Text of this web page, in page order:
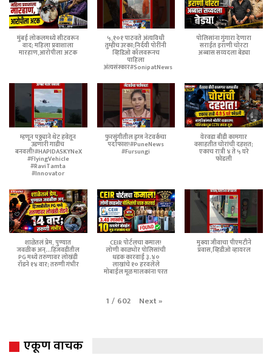
मुंबई लोकलमध्ये सीटवरून
वाद; महिला प्रवाशाला
मारहाण,आरोपीला अटक
५,१०१ पाठवते अंत्यविधी
तुम्हीच उरका;निर्दयी पोरींनी
व्हिडिओ कॉलवरूनच
पाहिला
अंत्यसंस्कार#SonipatNews
पोलिसांना गुंगारा देणारा
सराईत इराणी चोरटा
अब्बास सय्यदला बेड्या
म्हणून पठ्ठ्याने थेट हवेतून
उडणारी गाडीच
बनवली!#HAPIDASKYNeX
#FlyingVehicle
#RaviTamta
#Innovator
फुरसुंगीतील ड्रग्ज नेटवर्कचा
पर्दाफाश!#PuneNews
#Fursungi
येरवडा बीडी कामगार
वसाहतीत चोरांची दहशत;
एकाच रात्री ४ ते ५ घरे
फोडली
शाळेतलं प्रेम, पुण्यात
जवळीक अन्...हिंजवडीतील
PG मध्ये तरुणावर लोखंडी
रॉडने १४ वार; तरुणी गंभीर
CEIR पोर्टलचा कमाल!
लोणी काळभोर पोलिसांची
धडक कारवाई ३.४०
लाखांचे १० हरवलेले
मोबाईल मूळ मालकांना परत
मुक्या जीवाचा पीएमटीने
प्रवास,व्हिडीओ व्हायरल
1 / 602 Next»
एकूण वाचक